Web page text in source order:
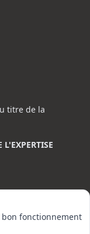
fonctionnement
titre de la